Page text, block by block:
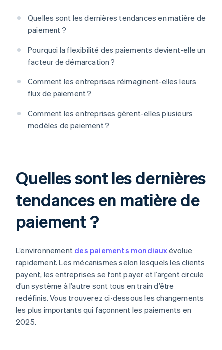
Quelles sont les dernières tendances en matière de
paiement ?
Pourquoi la flexibilité des paiements devient-elle un
facteur de démarcation ?
Comment les entreprises réimaginent-elles leurs
flux de paiement ?
Comment les entreprises gèrent-elles plusieurs
modèles de paiement ?
Quelles sont les dernières
tendances en matière de
paiement ?
L’environnement des paiements mondiaux évolue
rapidement. Les mécanismes selon lesquels les clients
payent, les entreprises se font payer et l’argent circule
d’un système à l’autre sont tous en train d’être
redéfinis. Vous trouverez ci-dessous les changements
les plus importants qui façonnent les paiements en
2025.